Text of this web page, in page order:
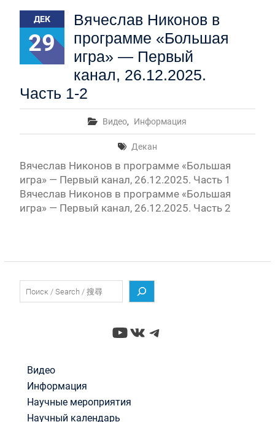
Вячеслав Никонов в программе «Большая игра» —
Первый канал, 27.07.2026. Часть 1-2
Конкурсные списки лиц, прошедших
вступительные испытания в МГУ имени
М.В.Ломоносова в 2026 году по каждому
конкурсу (ранжированные списки поступающих)
Вячеслав Никонов в программе «Большая игра» —
Первый канал, 24.07.2026. Часть 1-2
Вячеслав Никонов в программе «Большая игра» —
Первый канал, 06.08.2026. Часть 1-3
ДЕК
29
Вячеслав Никонов в
программе «Большая
игра» — Первый
канал, 26.12.2025.
Часть 1-2
Видео, Информация
Декан
Вячеслав Никонов в программе «Большая
игра» — Первый канал, 26.12.2025. Часть 1
Вячеслав Никонов в программе «Большая
игра» — Первый канал, 26.12.2025. Часть 2
YouTube
ВКонтакте
Telegram
Видео
Информация
Научные мероприятия
Научный календарь